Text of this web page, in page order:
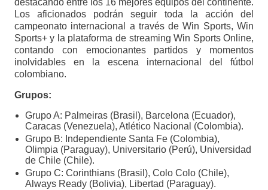
destacando entre los 16 mejores equipos del continente.
Los aficionados podrán seguir toda la acción del
campeonato internacional a través de Win Sports, Win
Sports+ y la plataforma de streaming Win Sports Online,
contando con emocionantes partidos y momentos
inolvidables en la escena internacional del fútbol
colombiano.
Grupos:
Grupo A: Palmeiras (Brasil), Barcelona (Ecuador),
Caracas (Venezuela), Atlético Nacional (Colombia).
Grupo B: Independiente Santa Fe (Colombia),
Olimpia (Paraguay), Universitario (Perú), Universidad
de Chile (Chile).
Grupo C: Corinthians (Brasil), Colo Colo (Chile),
Always Ready (Bolivia), Libertad (Paraguay).